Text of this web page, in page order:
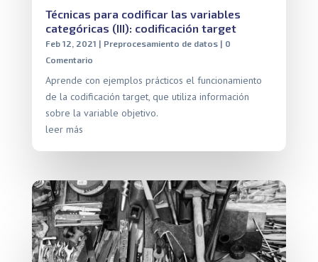
Técnicas para codificar las variables
categóricas (III): codificación target
Feb 12, 2021 | Preprocesamiento de datos| 0
Comentario
Aprende con ejemplos prácticos el funcionamiento
de la codificación target, que utiliza información
sobre la variable objetivo.
leer más